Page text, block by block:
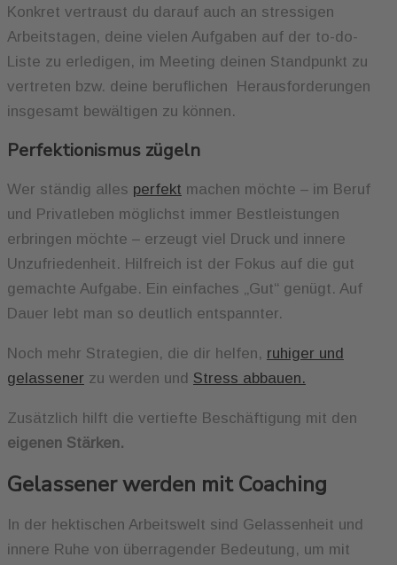
Konkret vertraust du darauf auch an stressigen
Arbeitstagen, deine vielen Aufgaben auf der to-do-
Liste zu erledigen, im Meeting deinen Standpunkt zu
vertreten bzw. deine beruflichen Herausforderungen
insgesamt bewältigen zu können.
Perfektionismus zügeln
Wer ständig alles perfekt machen möchte – im Beruf
und Privatleben möglichst immer Bestleistungen
erbringen möchte – erzeugt viel Druck und innere
Unzufriedenheit. Hilfreich ist der Fokus auf die gut
gemachte Aufgabe. Ein einfaches „Gut“ genügt. Auf
Dauer lebt man so deutlich entspannter.
Noch mehr Strategien, die dir helfen, ruhiger und
gelassener zu werden und Stress abbauen.
Zusätzlich hilft die vertiefte Beschäftigung mit den
eigenen Stärken.
Gelassener werden mit Coaching
In der hektischen Arbeitswelt sind Gelassenheit und
innere Ruhe von überragender Bedeutung, um mit